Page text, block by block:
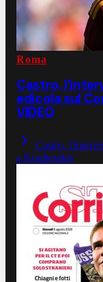
Roma
Castro,
edicola sul
VIDEO
Castro,
a Koulierakis